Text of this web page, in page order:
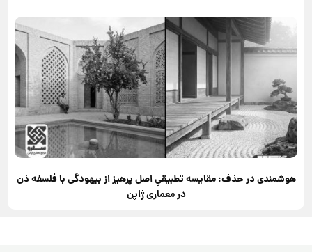
هوشمندی در حذف: مقایسه تطبیقیِ اصل پرهیز از بیهودگی با فلسفه ذن
در معماری ژاپن